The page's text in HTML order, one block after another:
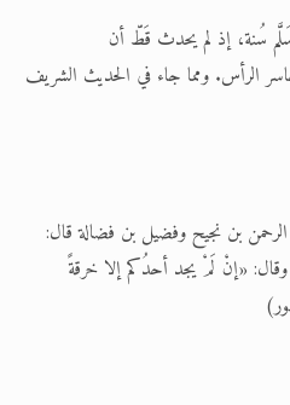
سُنة، إذ لم يحدث قَطّ أن
الرأس. ومما جاء في الحديث الشريف
بن نجيح وفضيل بن فضالة قال:
«إنْ لَمْ يجد أحدُكم إلا خرقةً